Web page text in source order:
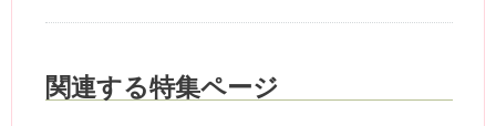
関連する特集ページ